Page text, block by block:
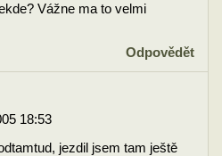
Vážne ma to velmi
Odpovědět
18:53
jezdil jsem tam ještě